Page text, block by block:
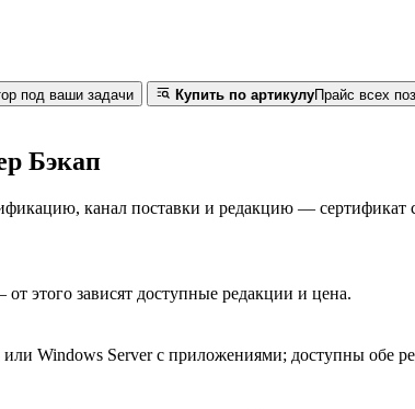
под ваши задачи Купить по артикулуПрайс всех
Бэкап
канал поставки и редакцию — сертификат
этого зависят доступные редакции и цена.
Windows Server с приложениями; доступны обе